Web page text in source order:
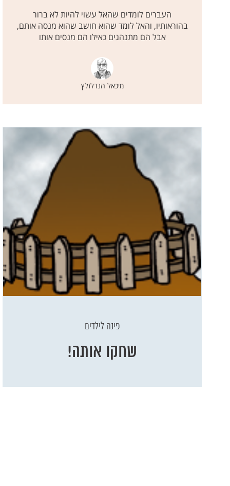
העברים לומדים שהאל עשוי להיות לא ברור
בהוראותיו, והאל לומד שהוא חושב שהוא מנסה אותם,
אבל הם מתנהגים כאילו הם מנסים אותו
מיכאל הנדלזלץ
פינה לילדים
שחקו אותה!